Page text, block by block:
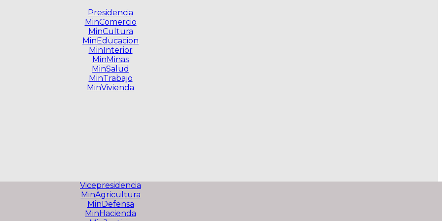
Presidencia
MinComercio
MinCultura
MinEducacion
MinInterior
MinMinas
MinSalud
MinTrabajo
MinVivienda
Vicepresidencia
MinAgricultura
MinDefensa
MinHacienda